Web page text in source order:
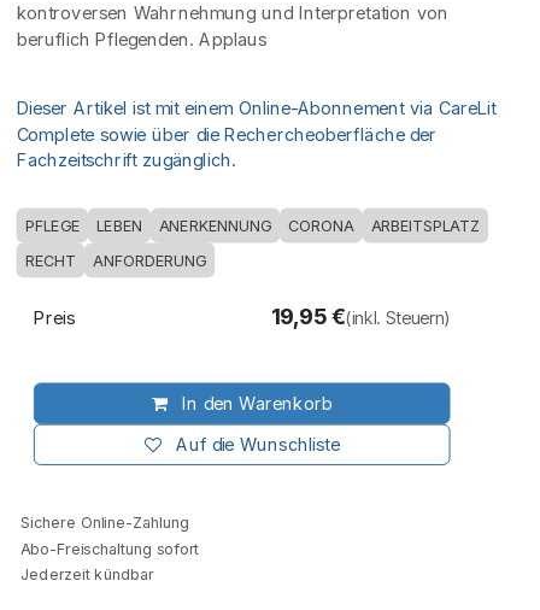
kontroversen Wahrnehmung und Interpretation von
beruflich Pflegenden. Applaus
Dieser Artikel ist mit einem Online-Abonnement via CareLit
Complete sowie über die Rechercheoberfläche der
Fachzeitschrift zugänglich.
PFLEGE LEBEN ANERKENNUNG CORONA ARBEITSPLATZ
RECHT ANFORDERUNG
In den Warenkorb
Auf die Wunschliste
Preis 19,95€(inkl. Steuern)
Sichere Online-Zahlung
Abo-Freischaltung sofort
Jederzeit kündbar